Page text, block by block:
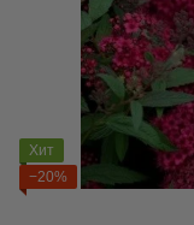
Хит
−20%